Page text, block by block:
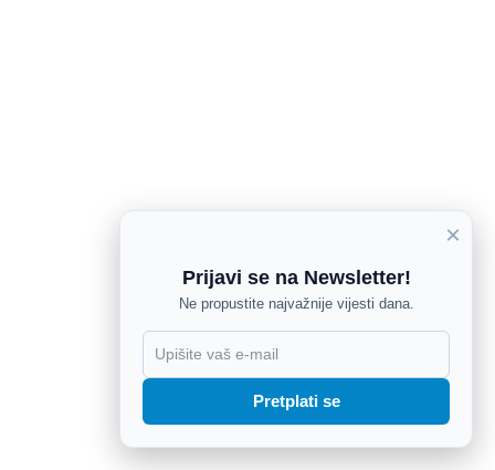
×
Prijavi se na Newsletter!
Ne propustite najvažnije vijesti dana.
Pretplati se